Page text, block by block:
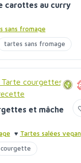
carottes au curry
sans fromage
tartes sans fromage
et mâche
♥ Tartes salées vegan
courgette